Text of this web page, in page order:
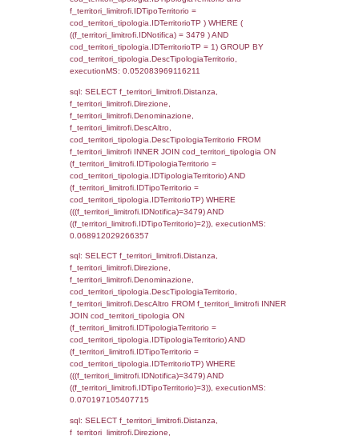
sql: SELECT a2p.Cognome, a2p.Nome
a2_ruolipersonale a2rp INNER JOIN
a2rp.IDPersonale = a2p.IDPersonale
(((a2p.IDNotifica)=3479) AND
executionMS: 0.0029060840606689
sql: SELECT a2p.Cognome, a2p.Nome
a2_ruolipersonale a2rp INNER JOIN
a2rp.IDPersonale = a2p.IDPersonale
(((a2p.IDNotifica)=3479) AND
executionMS: 0.0023469924926758
sql: SELECT Cognome, Nome FROM
reg_a2_ruolipersonale.IDPersonale =
reg_a2_personale.IDPersonale WHERE
executionMS: 0.0010440349578857
sql: SELECT cod_ipa_aoo.des_amm,
d1_controlli.UntAmmTerr,
d1_controlli.Regione, d1_controlli.Provincia,
d1_controlli.Comune, d1_controlli.Via,